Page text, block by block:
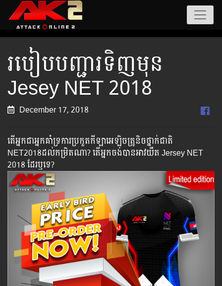
របៀបបញ្ជារទិញមុន
Jesey NET 2018
December 17, 2018
តើអ្នកជាអ្នកគាំទ្រការប្រកួតកីឡាអេឡិចត្រូនិចថ្នាក់ជាតិ
NET2018ដល់កម្រិតណា? តើអ្នកចង់បានអាវយឺត Jersey NET
2018 ដែរឬទេ?